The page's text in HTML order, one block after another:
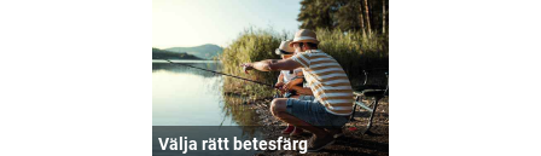
Välja rätt betesfärg